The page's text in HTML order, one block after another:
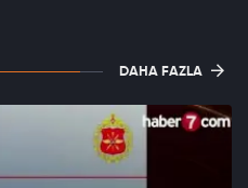
DAHA FAZLA